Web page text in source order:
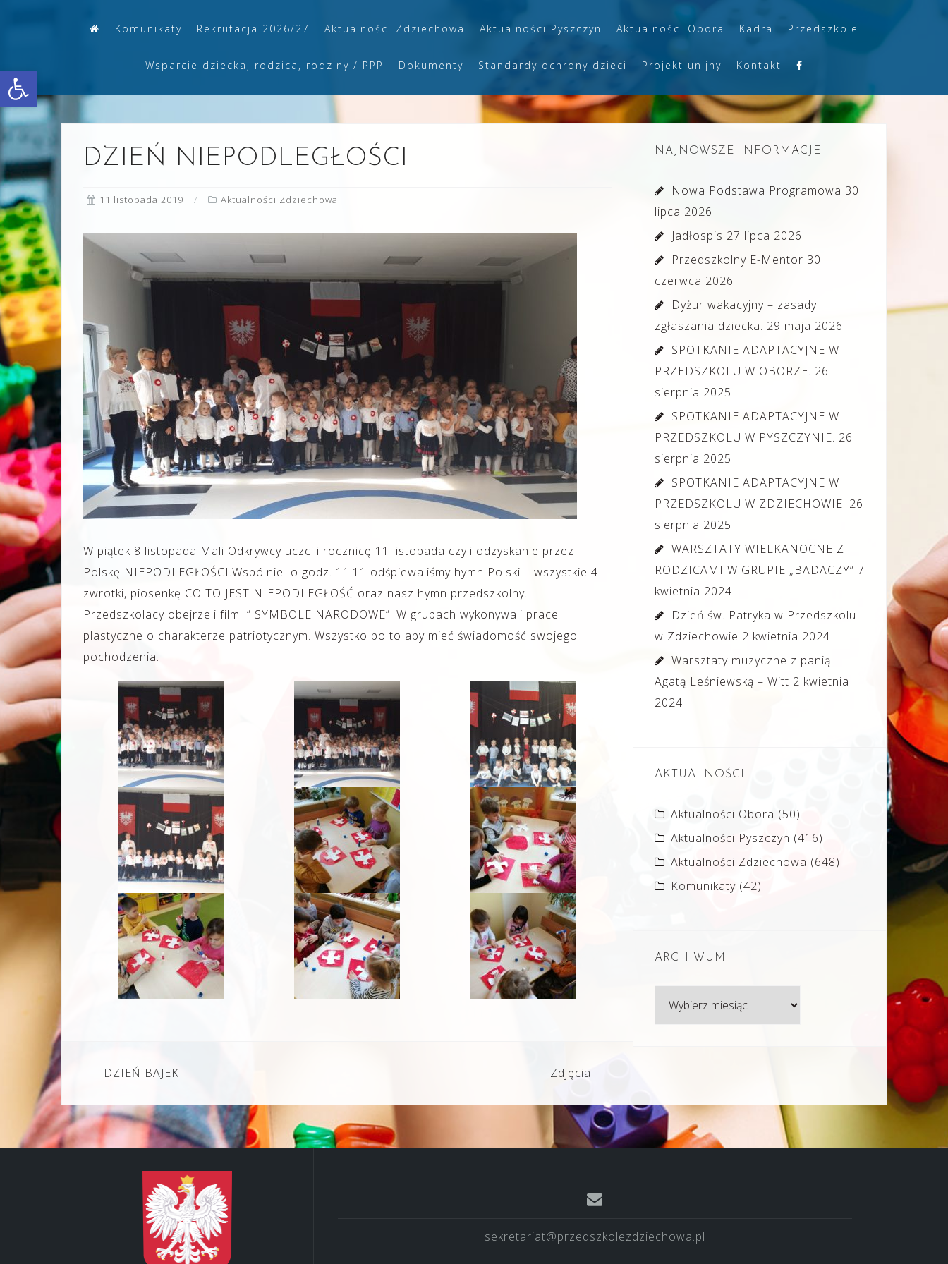
Otwórz pasek narzędzi
Komunikaty Rekrutacja 2026/27 Aktualności Zdziechowa Aktualności Pyszczyn Aktualności Obora Kadra Przedszkole
Wsparcie dziecka, rodzica, rodziny / PPP Dokumenty Standardy ochrony dzieci Projekt unijny Kontakt
DZIEŃ NIEPODLEGŁOŚCI
11 listopada 2019 Aktualności Zdziechowa
W piątek 8 listopada Mali Odkrywcy uczcili rocznicę 11 listopada czyli odzyskanie przez
Polskę NIEPODLEGŁOŚCI.Wspólnie o godz. 11.11 odśpiewaliśmy hymn Polski – wszystkie 4
zwrotki, piosenkę CO TO JEST NIEPODLEGŁOŚĆ oraz nasz hymn przedszkolny.
Przedszkolacy obejrzeli film ” SYMBOLE NARODOWE”. W grupach wykonywali prace
plastyczne o charakterze patriotycznym. Wszystko po to aby mieć świadomość swojego
pochodzenia.
Nawigacja
DZIEŃ BAJEK Zdjęcia
NAJNOWSZE INFORMACJE
Nowa Podstawa Programowa 30
lipca 2026
Jadłospis 27 lipca 2026
Przedszkolny E-Mentor 30
czerwca 2026
Dyżur wakacyjny – zasady
zgłaszania dziecka. 29 maja 2026
SPOTKANIE ADAPTACYJNE W
PRZEDSZKOLU W OBORZE. 26
sierpnia 2025
SPOTKANIE ADAPTACYJNE W
PRZEDSZKOLU W PYSZCZYNIE. 26
sierpnia 2025
SPOTKANIE ADAPTACYJNE W
PRZEDSZKOLU W ZDZIECHOWIE. 26
sierpnia 2025
WARSZTATY WIELKANOCNE Z
RODZICAMI W GRUPIE „BADACZY” 7
kwietnia 2024
Dzień św. Patryka w Przedszkolu
w Zdziechowie 2 kwietnia 2024
Warsztaty muzyczne z panią
Agatą Leśniewską – Witt 2 kwietnia
2024
AKTUALNOŚCI
Aktualności Obora (50)
Aktualności Pyszczyn (416)
Aktualności Zdziechowa (648)
Komunikaty (42)
ARCHIWUM
sekretariat@przedszkolezdziechowa.pl